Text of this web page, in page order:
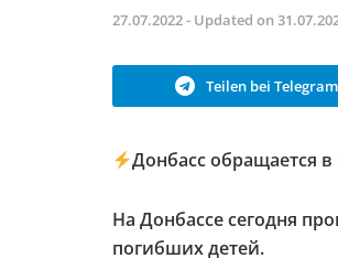
27.07.2022 - Updated on
Teilen bei Telegram
Донбасс обращается
На Донбассе сегодня
погибших детей.